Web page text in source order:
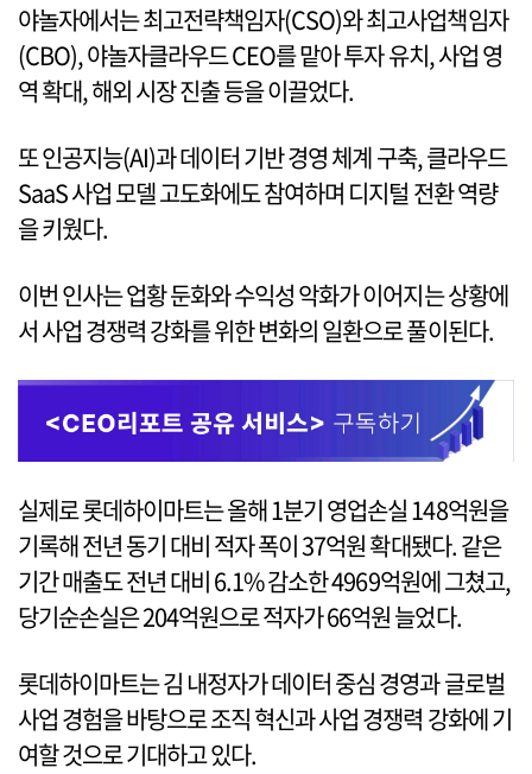
야놀자에서는 최고전략책임자(CSO)와 최고사업책임자
(CBO), 야놀자클라우드 CEO를 맡아 투자 유치, 사업 영
역 확대, 해외 시장 진출 등을 이끌었다.
또 인공지능(AI)과 데이터 기반 경영 체계 구축, 클라우드
SaaS 사업 모델 고도화에도 참여하며 디지털 전환 역량
을 키웠다.
이번 인사는 업황 둔화와 수익성 악화가 이어지는 상황에
서 사업 경쟁력 강화를 위한 변화의 일환으로 풀이된다.
실제로 롯데하이마트는 올해 1분기 영업손실 148억원을
기록해 전년 동기 대비 적자 폭이 37억원 확대됐다. 같은
기간 매출도 전년 대비 6.1% 감소한 4969억원에 그쳤고,
당기순손실은 204억원으로 적자가 66억원 늘었다.
롯데하이마트는 김 내정자가 데이터 중심 경영과 글로벌
사업 경험을 바탕으로 조직 혁신과 사업 경쟁력 강화에 기
여할 것으로 기대하고 있다.